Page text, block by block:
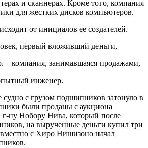
и сканнерах. Кроме того, компания
для жестких дисков компьютеров.
от инициалов ее создателей.
первый вложивший деньги,
– компания, занимавшаяся продажами,
инженер.
с грузом подшипников затонуло в
были проданы с аукциона
г-ну Нобору Нива, который после
на вырученные деньги купил три
с Хиро Нишизоно начал